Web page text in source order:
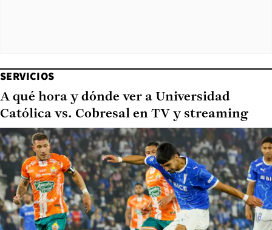
SERVICIOS
A qué hora y dónde ver a Universidad
Católica vs. Cobresal en TV y streaming